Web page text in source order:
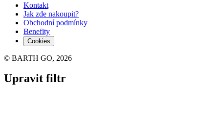
Kontakt
Jak zde nakoupit?
Obchodní podmínky
Benefity
Cookies
© BARTH GO, 2026
Upravit filtr